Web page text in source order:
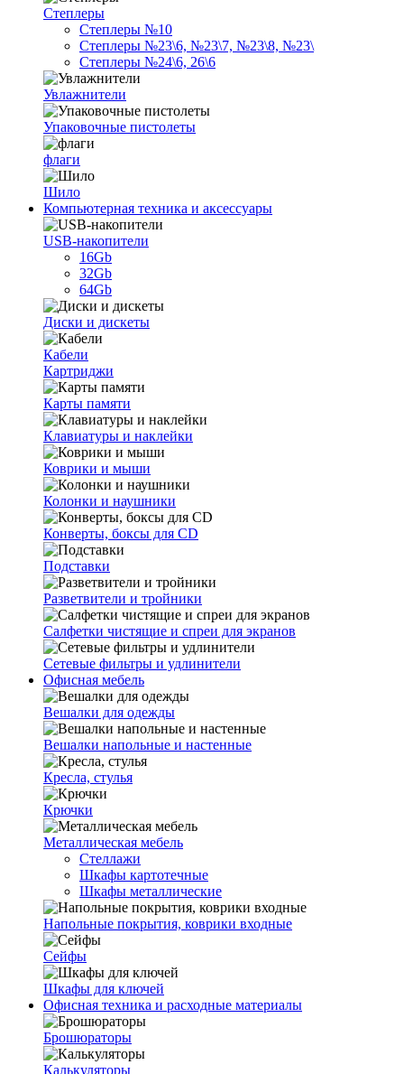
Степлеры
Степлеры №10
Степлеры №23\6, №23\7, №23\8, №23\
Степлеры №24\6, 26\6
Увлажнители
Упаковочные пистолеты
флаги
Шило
Компьютерная техника и аксессуары
USB-накопители
16Gb
32Gb
64Gb
Диски и дискеты
Кабели
Картриджи
Карты памяти
Клавиатуры и наклейки
Коврики и мыши
Колонки и наушники
Конверты, боксы для CD
Подставки
Разветвители и тройники
Салфетки чистящие и спреи для экранов
Сетевые фильтры и удлинители
Офисная мебель
Вешалки для одежды
Вешалки напольные и настенные
Кресла, стулья
Крючки
Металлическая мебель
Стеллажи
Шкафы картотечные
Шкафы металлические
Напольные покрытия, коврики входные
Сейфы
Шкафы для ключей
Офисная техника и расходные материалы
Брошюраторы
Калькуляторы